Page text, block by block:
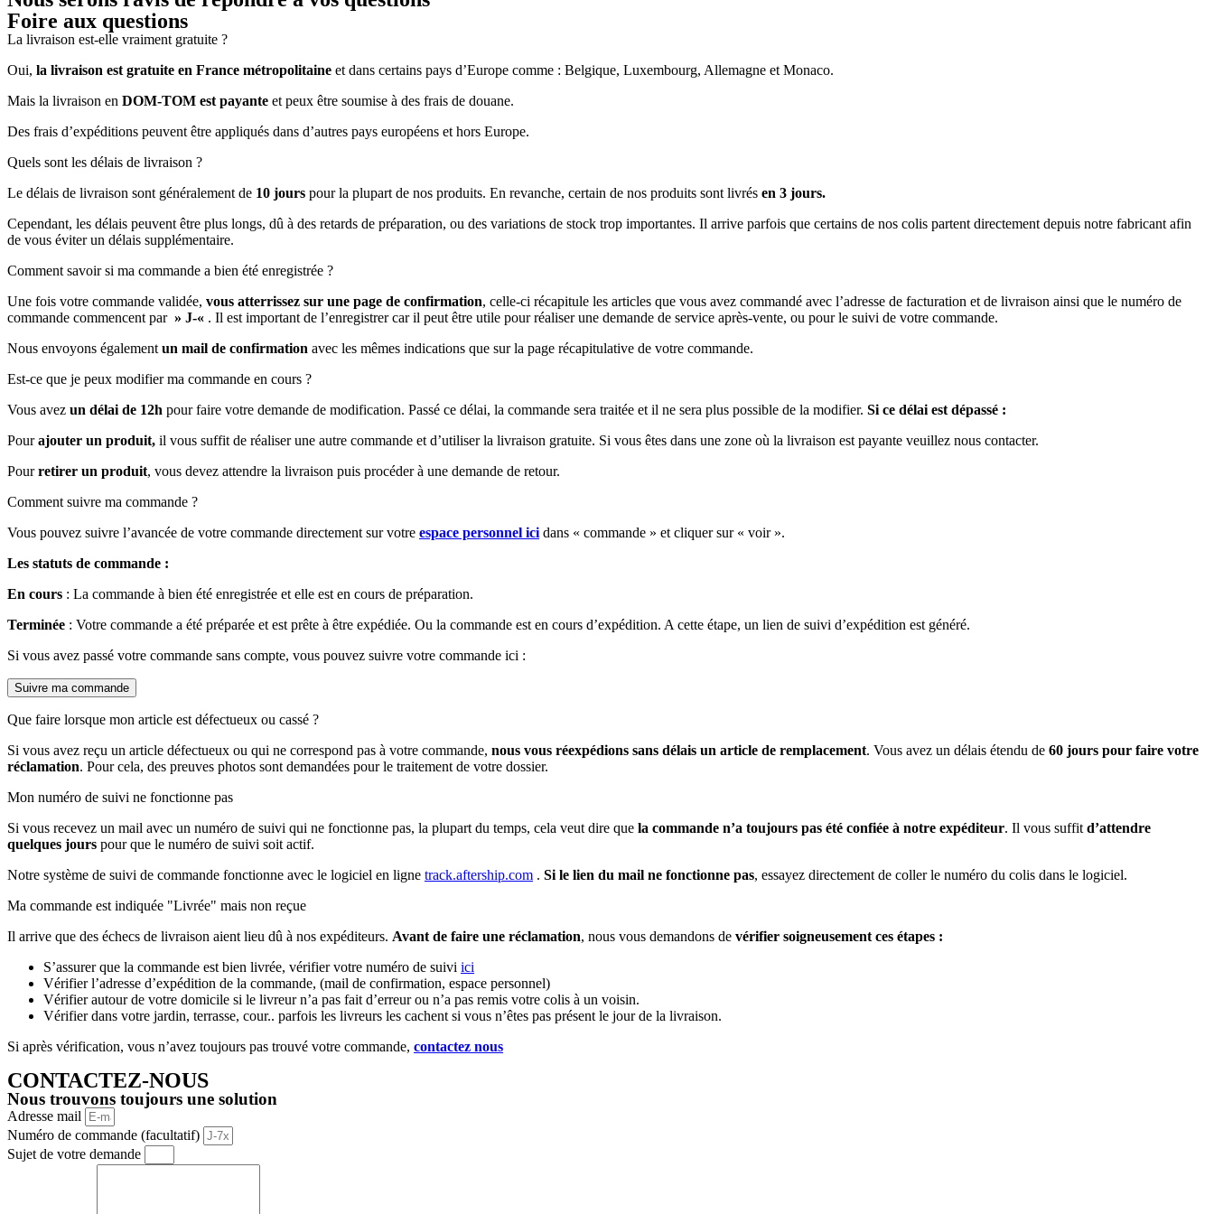
Foire aux questions
La livraison est-elle vraiment gratuite ?
Oui, la livraison est gratuite en France métropolitaine et dans certains pays d’Europe comme : Belgique, Luxembourg, Allemagne et Monaco.
Mais la livraison en DOM-TOM est payante et peux être soumise à des frais de douane.
Des frais d’expéditions peuvent être appliqués dans d’autres pays européens et hors Europe.
Quels sont les délais de livraison ?
Le délais de livraison sont généralement de 10 jours pour la plupart de nos produits. En revanche, certain de nos produits sont livrés en 3 jours.
Cependant, les délais peuvent être plus longs, dû à des retards de préparation, ou des variations de stock trop importantes. Il arrive parfois que certains de nos colis partent directement depuis notre fabricant afin
de vous éviter un délais supplémentaire.
Comment savoir si ma commande a bien été enregistrée ?
Une fois votre commande validée, vous atterrissez sur une page de confirmation, celle-ci récapitule les articles que vous avez commandé avec l’adresse de facturation et de livraison ainsi que le numéro de
commande commencent par » J-« . Il est important de l’enregistrer car il peut être utile pour réaliser une demande de service après-vente, ou pour le suivi de votre commande.
Nous envoyons également un mail de confirmation avec les mêmes indications que sur la page récapitulative de votre commande.
Est-ce que je peux modifier ma commande en cours ?
Vous avez un délai de 12h pour faire votre demande de modification. Passé ce délai, la commande sera traitée et il ne sera plus possible de la modifier. Si ce délai est dépassé :
Pourajouter un produit, il vous suffit de réaliser une autre commande et d’utiliser la livraison gratuite. Si vous êtes dans une zone où la livraison est payante veuillez nous contacter.
Pourretirer un produit, vous devez attendre la livraison puis procéder à une demande de retour.
Comment suivre ma commande ?
Vous pouvez suivre l’avancée de votre commande directement sur votre espace personnel ici dans « commande » et cliquer sur « voir ».
Les statuts de commande :
En cours : La commande à bien été enregistrée et elle est en cours de préparation.
Terminée : Votre commande a été préparée et est prête à être expédiée. Ou la commande est en cours d’expédition. A cette étape, un lien de suivi d’expédition est généré.
Si vous avez passé votre commande sans compte, vous pouvez suivre votre commande ici :
Suivre ma commande
Que faire lorsque mon article est défectueux ou cassé ?
Si vous avez reçu un article défectueux ou qui ne correspond pas à votre commande, nous vous réexpédions sans délais un article de remplacement. Vous avez un délais étendu de 60 jours pour faire votre
réclamation. Pour cela, des preuves photos sont demandées pour le traitement de votre dossier.
Mon numéro de suivi ne fonctionne pas
Si vous recevez un mail avec un numéro de suivi qui ne fonctionne pas, la plupart du temps, cela veut dire que la commande n’a toujours pas été confiée à notre expéditeur. Il vous suffit d’attendre
quelques jours pour que le numéro de suivi soit actif.
Notre système de suivi de commande fonctionne avec le logiciel en ligne track.aftership.com . Si le lien du mail ne fonctionne pas, essayez directement de coller le numéro du colis dans le logiciel.
Ma commande est indiquée "Livrée" mais non reçue
Il arrive que des échecs de livraison aient lieu dû à nos expéditeurs. Avant de faire une réclamation, nous vous demandons de vérifier soigneusement ces étapes :
S’assurer que la commande est bien livrée, vérifier votre numéro de suivi ici
Vérifier l’adresse d’expédition de la commande, (mail de confirmation, espace personnel)
Vérifier autour de votre domicile si le livreur n’a pas fait d’erreur ou n’a pas remis votre colis à un voisin.
Vérifier dans votre jardin, terrasse, cour.. parfois les livreurs les cachent si vous n’êtes pas présent le jour de la livraison.
Si après vérification, vous n’avez toujours pas trouvé votre commande, contactez nous
CONTACTEZ-NOUS
Nous trouvons toujours une solution
Adresse mail
Numéro de commande (facultatif)
Sujet de votre demande